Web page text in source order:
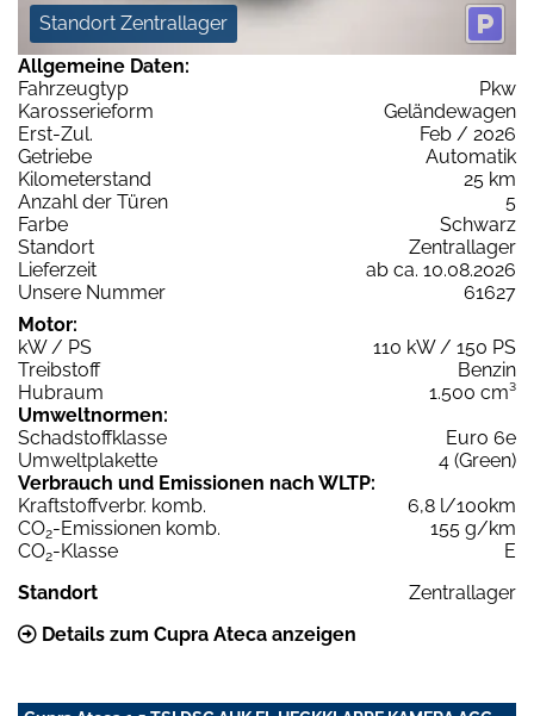
Standort Zentrallager
Allgemeine Daten:
Fahrzeugtyp
Pkw
Karosserieform
Geländewagen
Erst-Zul.
Feb / 2026
Getriebe
Automatik
Kilometerstand
25 km
Anzahl der Türen
5
Farbe
Schwarz
Standort
Zentrallager
Lieferzeit
ab ca. 10.08.2026
Unsere Nummer
61627
Motor:
kW / PS
110 kW / 150 PS
Treibstoff
Benzin
Hubraum
1.500 cm³
Umweltnormen:
Schadstoffklasse
Euro 6e
Umweltplakette
4 (Green)
Verbrauch und Emissionen nach WLTP:
Kraftstoffverbr. komb.
6,8 l/100km
CO2-Emissionen komb.
155 g/km
CO2-Klasse
E
Standort
Zentrallager
Details zum Cupra Ateca anzeigen